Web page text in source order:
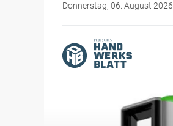
Donnerstag, 06. August 2026